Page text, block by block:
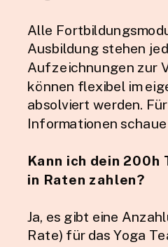
Alle
Ausbildung stehen
Aufzeichnungen zur
können flexibel im
absolviert werden.
Informationen schaue
Kann ich dein 200h
in Raten zahlen?
Ja, es gibt eine
Rate) für das Yoga